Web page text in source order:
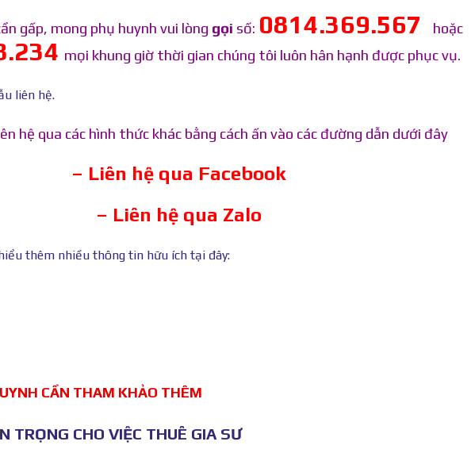
gấp, mong phụ huynh vui lòng gọi số: 0814.369.567 hoặc
mọi khung giờ thời gian chúng tôi luôn hân hạnh được phục vụ.
liên hệ.
hệ qua các hình thức khác bằng cách ấn vào các đường dẫn dưới đây
– Liên hệ qua Facebook
– Liên hệ qua Zalo
thêm nhiều thông tin hữu ích tại đây:
CẦN THAM KHẢO THÊM
TRỌNG CHO VIỆC THUÊ GIA SƯ